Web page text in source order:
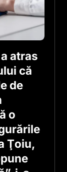
atras
că
de
o
Ţoiu,